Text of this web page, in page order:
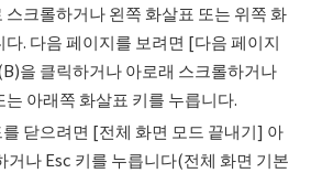
스크롤하거나 왼쪽 화살표 또는 위쪽 화
. 다음 페이지를 보려면 [다음 페이지
을 클릭하거나 아로래 스크롤하거나
아래쪽 화살표 키를 누릅니다.
닫으려면 [전체 화면 모드 끝내기] 아
거나 Esc 키를 누릅니다(전체 화면 기본